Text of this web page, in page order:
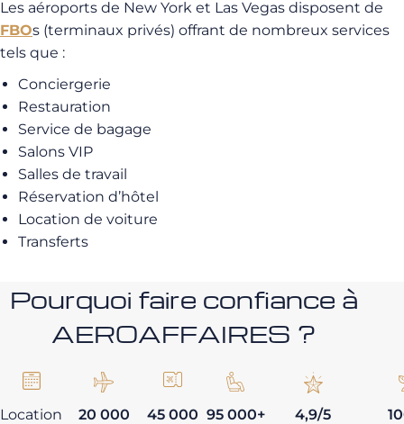
Les aéroports de New York et Las Vegas disposent de
FBOs (terminaux privés) offrant de nombreux services
tels que :
Conciergerie
Restauration
Service de bagage
Salons VIP
Salles de travail
Réservation d’hôtel
Location de voiture
Transferts
Pourquoi faire confiance à
AEROAFFAIRES ?
Location
20 000
45 000 95 000+
4,9/5